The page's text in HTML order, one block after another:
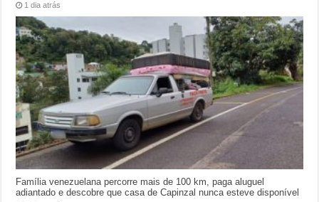
1 dia atrás
Família venezuelana percorre mais de 100 km, paga aluguel
adiantado e descobre que casa de Capinzal nunca esteve disponível